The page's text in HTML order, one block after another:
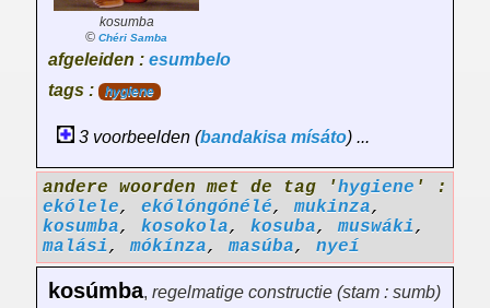
kosumba
© Chéri Samba
afgeleiden : esumbelo
tags :
hygiene
3 voorbeelden (bandakisa mísáto) ...
andere woorden met de tag 'hygiene ' :
ekólele, ekólóngónélé,mukinza,
kosumba, kosokola, kosuba,muswáki,
malási,mókínza,masúba, nyeí
kosúmba, regelmatige constructie (stam : sumb)